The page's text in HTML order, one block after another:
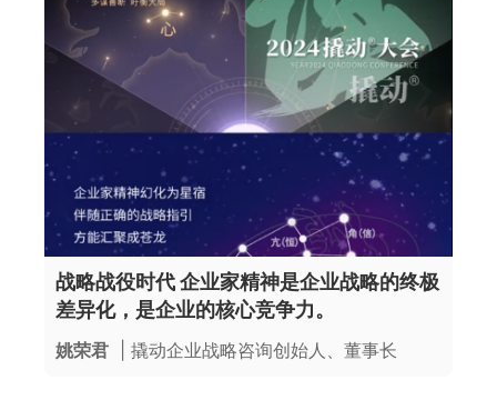
战略战役时代 企业家精神是企业战略的终极
差异化，是企业的核心竞争力。
姚荣君 | 撬动企业战略咨询创始人、董事长